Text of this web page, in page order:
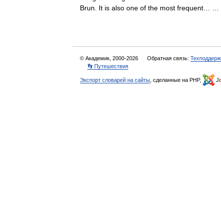
Brun. It is also one of the most frequent…
© Академик, 2000-2026 Обратная связь:
👣 Путешествия
Экспорт словарей на сайты , сделанные на PHP,